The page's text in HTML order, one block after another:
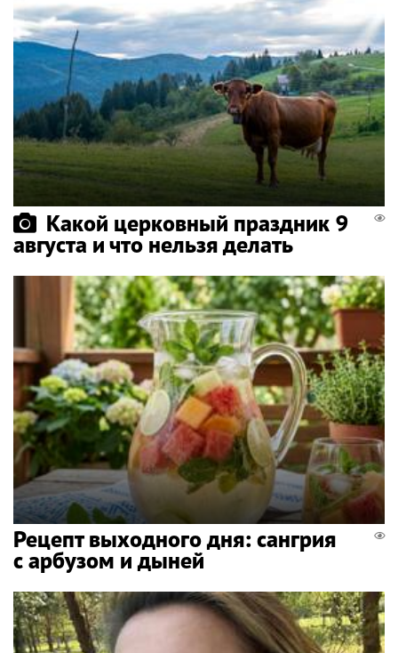
Какой церковный праздник 9
августа и что нельзя делать
Рецепт выходного дня: сангрия
с арбузом и дыней